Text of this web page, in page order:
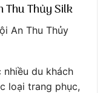
Thu Thủy Silk
An Thu Thủy
du khách
loại trang phục,